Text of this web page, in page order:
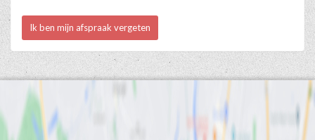
Ik ben mijn afspraak vergeten